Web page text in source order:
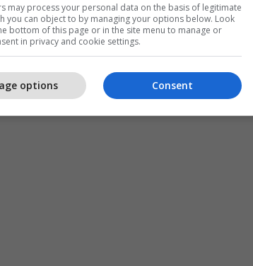
may process your personal data on the basis of legitimate
you can object to by managing your options below. Look
bottom of this page or in the site menu to manage or
in privacy and cookie settings.
Consent
options